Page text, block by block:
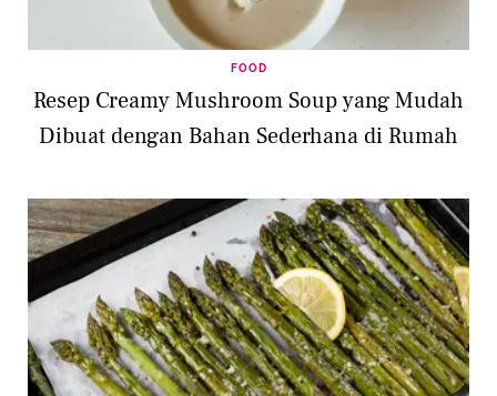
FOOD
Resep Creamy Mushroom Soup yang Mudah
Dibuat dengan Bahan Sederhana di Rumah